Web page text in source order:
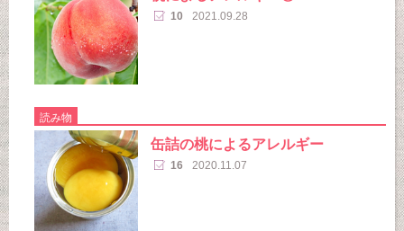
10 2021.09.28
読み物
缶詰の桃によるアレルギー
16 2020.11.07